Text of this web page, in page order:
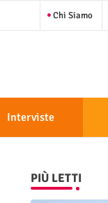
Chi Siamo
Interviste
PIÙ LETTI